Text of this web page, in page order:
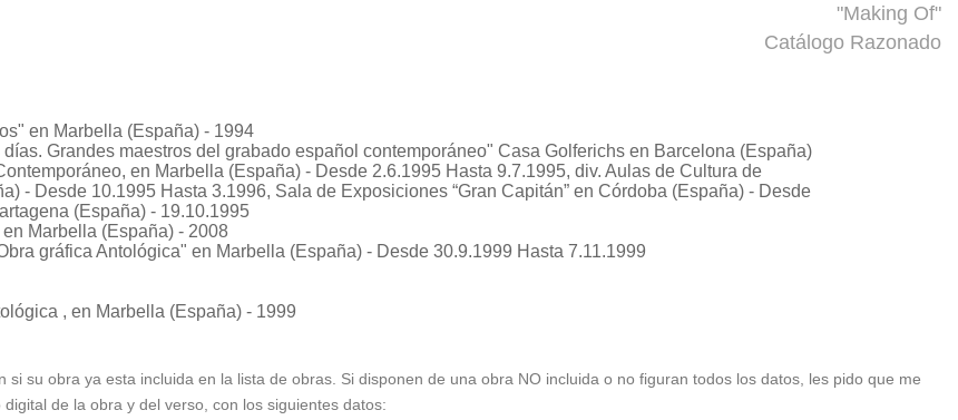
"Making Of"
Catálogo Razonado
en Marbella (España) - 1994
Grandes maestros del grabado español contemporáneo" Casa Golferichs en Barcelona (España)
en Marbella (España) - Desde 2.6.1995 Hasta 9.7.1995, div. Aulas de Cultura de
- Desde 10.1995 Hasta 3.1996, Sala de Exposiciones “Gran Capitán” en Córdoba (España) - Desde
(España) - 19.10.1995
en Marbella (España) - 2008
gráfica Antológica" en Marbella (España) - Desde 30.9.1999 Hasta 7.11.1999
, en Marbella (España) - 1999
su obra ya esta incluida en la lista de obras. Si disponen de una obra NO incluida o no figuran todos los datos, les pido que me
de la obra y del verso, con los siguientes datos: